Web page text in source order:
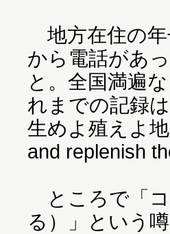
地方在住の年
から電話があ
と。全国満遍
れまでの記録
生めよ殖えよ
and replenish
ところで「
る）」という